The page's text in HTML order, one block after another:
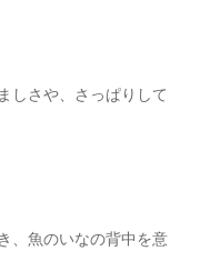
しさや、さっぱりして
、魚のいなの背中を意